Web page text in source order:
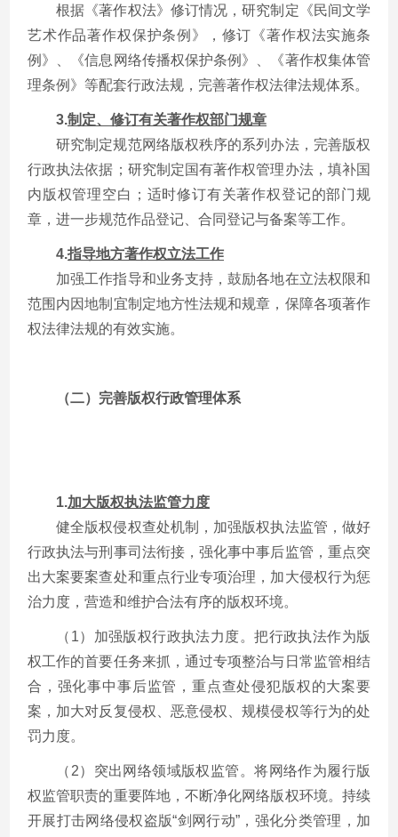
根据《著作权法》修订情况，研究制定《民间文学
艺术作品著作权保护条例》，修订《著作权法实施条
例》、《信息网络传播权保护条例》、《著作权集体管
理条例》等配套行政法规，完善著作权法律法规体系。
3.制定、修订有关著作权部门规章
研究制定规范网络版权秩序的系列办法，完善版权
行政执法依据；研究制定国有著作权管理办法，填补国
内版权管理空白；适时修订有关著作权登记的部门规
章，进一步规范作品登记、合同登记与备案等工作。
4.指导地方著作权立法工作
加强工作指导和业务支持，鼓励各地在立法权限和
范围内因地制宜制定地方性法规和规章，保障各项著作
权法律法规的有效实施。
（二）完善版权行政管理体系
1.加大版权执法监管力度
健全版权侵权查处机制，加强版权执法监管，做好
行政执法与刑事司法衔接，强化事中事后监管，重点突
出大案要案查处和重点行业专项治理，加大侵权行为惩
治力度，营造和维护合法有序的版权环境。
（1）加强版权行政执法力度。把行政执法作为版
权工作的首要任务来抓，通过专项整治与日常监管相结
合，强化事中事后监管，重点查处侵犯版权的大案要
案，加大对反复侵权、恶意侵权、规模侵权等行为的处
罚力度。
（2）突出网络领域版权监管。将网络作为履行版
权监管职责的重要阵地，不断净化网络版权环境。持续
开展打击网络侵权盗版“剑网行动”，强化分类管理，加